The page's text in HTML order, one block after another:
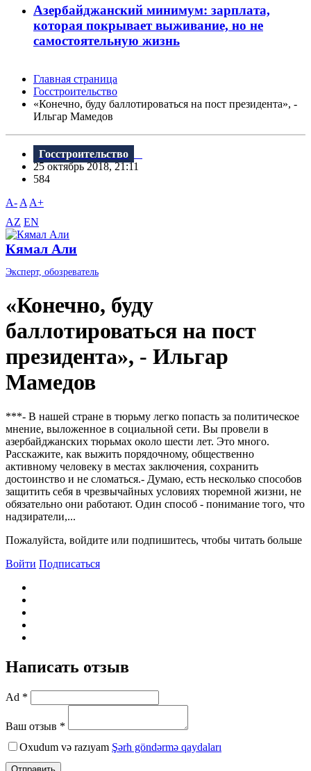
Азербайджанский минимум: зарплата,
которая покрывает выживание, но не
самостоятельную жизнь
Главная страница
Госстроительство
«Конечно, буду баллотироваться на пост президента», -
Ильгар Мамедов
Госстроительство
25 октябрь 2018, 21:11
584
A- A A+
AZ EN
Кямал Али
Эксперт, обозреватель
«Конечно, буду
баллотироваться на пост
президента», - Ильгар
Мамедов
***- B нашей стране в тюрьму легко попасть за политическое
мнение, выложенное в социальной сети. Bы провели в
азербайджанских тюрьмах около шести лет. Это много.
Расскажите, как выжить порядочному, общественно
активному человеку в местах заключения, сохранить
достоинство и не сломаться.- Думаю, есть несколько способов
защитить себя в чрезвычайных условиях тюремной жизни, не
обязательно они работают. Один способ - понимание того, что
надзиратели,...
Пожалуйста, войдите или подпишитесь, чтобы читать больше
Войти Подписаться
Написать отзыв
Ad *
Ваш отзыв *
Oxudum və razıyam Şərh göndərmə qaydaları